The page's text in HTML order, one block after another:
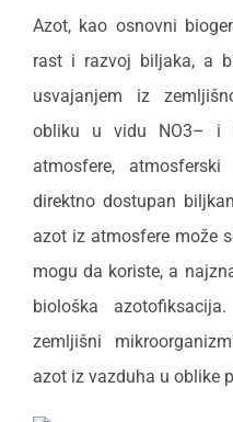
Azot, kao osnovni
rast i razvoj biljaka, a
usvajanjem iz
obliku u vidu NO3– i
atmosfere,
direktno dostupan
azot iz atmosfere može
mogu da koriste, a
biološka
zemljišni
azot iz vazduha u oblike